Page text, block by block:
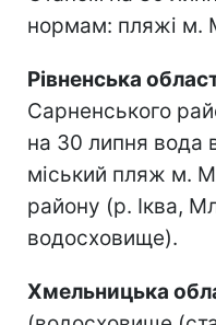
нормам: пляжі м.
Рівненська
Сарненського
на 30 липня вода
міський пляж м.
району (р. Іква,
водосховище).
Хмельницька